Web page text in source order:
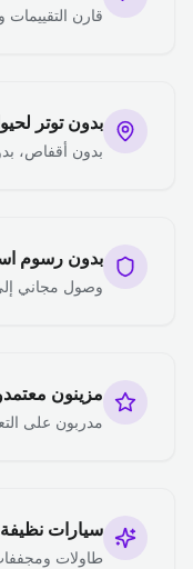
قارن
بدون توتر
بدون أقفاص،
بدون رسوم
وصول مجاني
مزينون
مدربون على
سيارات
طاولات